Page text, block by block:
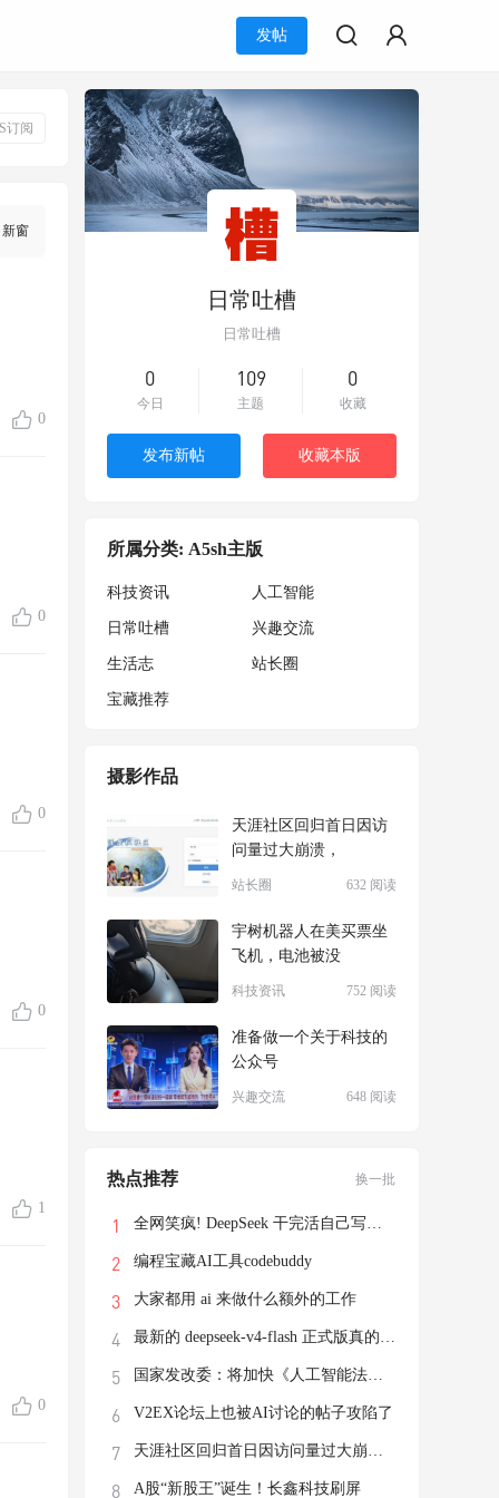
发帖
订阅
新窗
0
0
0
0
1
0
日常吐槽
日常吐槽
0
今日
109
主题
0
收藏
发布新帖 收藏本版
所属分类: A5sh主版
科技资讯 人工智能
日常吐槽 兴趣交流
生活志 站长圈
宝藏推荐
摄影作品
天涯社区回归首日因访
问量过大崩溃，
632 阅读
站长圈
宇树机器人在美买票坐
飞机，电池被没
752 阅读
科技资讯
准备做一个关于科技的
公众号
648 阅读
兴趣交流
热点推荐 换一批
全网笑疯! DeepSeek 干完活自己写了个游戏
编程宝藏AI工具codebuddy
大家都用 ai 来做什么额外的工作
最新的 deepseek-v4-flash 正式版真的有这
国家发改委：将加快《人工智能法》立法进程
V2EX论坛上也被AI讨论的帖子攻陷了
天涯社区回归首日因访问量过大崩溃，前执行
A股“新股王”诞生！长鑫科技刷屏